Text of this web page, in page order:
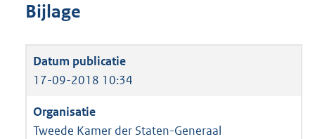
Bijlage
17-09-2018 10:34
Tweede Kamer der Staten-Generaal